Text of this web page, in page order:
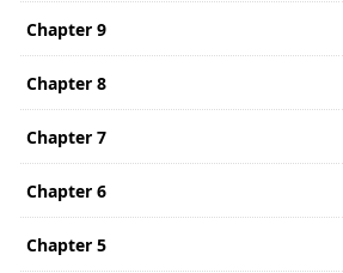
Chapter 9
Chapter 8
Chapter 7
Chapter 6
Chapter 5